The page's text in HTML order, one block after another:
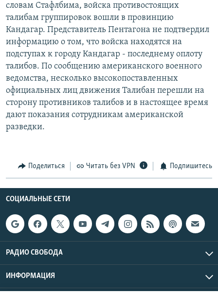
словам Стафлбима, войска противостоящих
талибам группировок вошли в провинцию
Кандагар. Представитель Пентагона не подтвердил
информацию о том, что войска находятся на
подступах к городу Кандагар - последнему оплоту
талибов. По сообщению американского военного
ведомства, несколько высокопоставленных
официальных лиц движения Талибан перешли на
сторону противников талибов и в настоящее время
дают показания сотрудникам американской
разведки.
Поделиться Читать без VPN Подпишитесь
СОЦИАЛЬНЫЕ СЕТИ
РАДИО СВОБОДА
ИНФОРМАЦИЯ